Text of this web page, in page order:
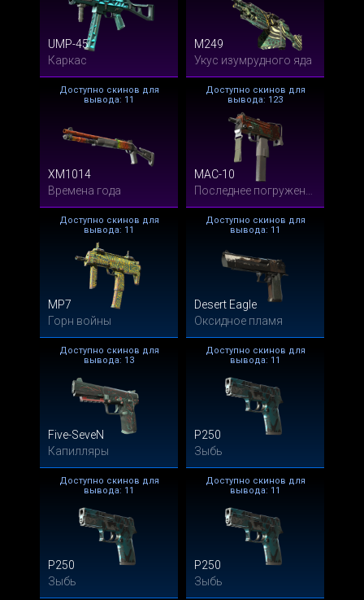
UMP-45
Каркас
M249
Укус изумрудного яда
XM1014
Времена года
Доступно скинов для
вывода: 11
MAC-10
Доступно скинов для
вывода: 123
MP7
Горн войны
Доступно скинов для
вывода: 11
Desert Eagle
Оксидное пламя
Доступно скинов для
вывода: 11
Five-SeveN
Капилляры
Доступно скинов для
вывода: 13
P250
Зыбь
Доступно скинов для
вывода: 11
P250
Зыбь
Доступно скинов для
вывода: 11
P250
Зыбь
Доступно скинов для
вывода: 11